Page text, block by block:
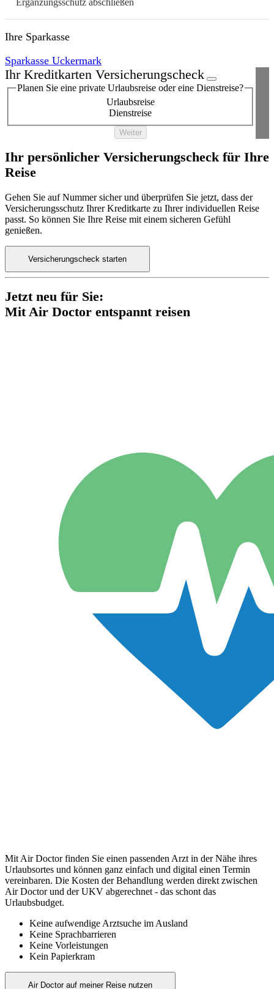
Ihre Sparkasse
Sparkasse Uckermark
Ihr Kreditkarten Versicherungscheck
Planen Sie eine private Urlaubsreise oder eine Dienstreise?
Urlaubsreise
Dienstreise
Weiter
Ihr persönlicher Versicherungscheck für Ihre
Reise
Gehen Sie auf Nummer sicher und überprüfen Sie jetzt, dass der
Versicherungsschutz Ihrer Kreditkarte zu Ihrer individuellen Reise
passt. So können Sie Ihre Reise mit einem sicheren Gefühl
genießen.
Versicherungscheck starten
Jetzt neu für Sie:
Mit Air Doctor entspannt reisen
Mit Air Doctor finden Sie einen passenden Arzt in der Nähe ihres
Urlaubsortes und können ganz einfach und digital einen Termin
vereinbaren. Die Kosten der Behandlung werden direkt zwischen
Air Doctor und der UKV abgerechnet - das schont das
Urlaubsbudget.
Keine aufwendige Arztsuche im Ausland
Keine Sprachbarrieren
Keine Vorleistungen
Kein Papierkram
Air Doctor auf meiner Reise nutzen